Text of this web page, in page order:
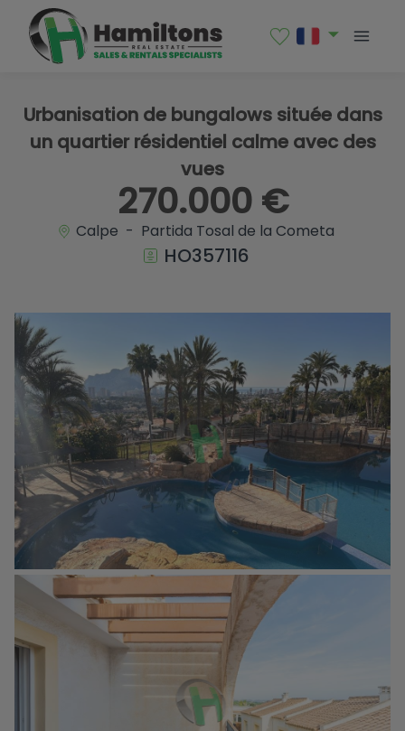
Urbanisation de bungalows située dans
un quartier résidentiel calme avec des
vues
270.000 €
Calpe - Partida Tosal de la Cometa
HO357116
1 / 32